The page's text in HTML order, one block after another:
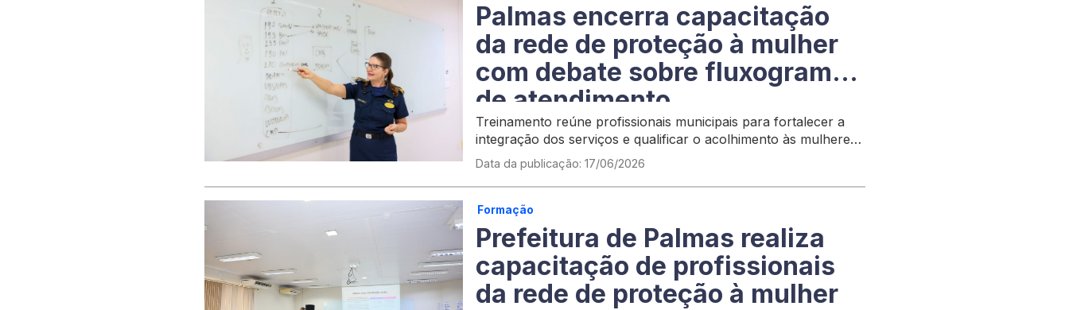
Palmas encerra capacitação
da rede de proteção à mulher
com debate sobre fluxograma
de atendimento
Treinamento reúne profissionais municipais para fortalecer a
integração dos serviços e qualificar o acolhimento às mulheres
em situação de violência
Data da publicação: 17/06/2026
Formação
Prefeitura de Palmas realiza
capacitação de profissionais
da rede de proteção à mulher